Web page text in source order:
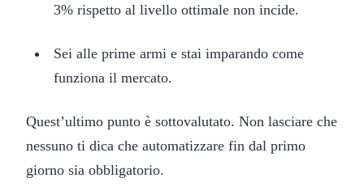
3% rispetto al livello ottimale non incide.
Sei alle prime armi e stai imparando come
funziona il mercato.
Quest’ultimo punto è sottovalutato. Non lasciare che
nessuno ti dica che automatizzare fin dal primo
giorno sia obbligatorio.